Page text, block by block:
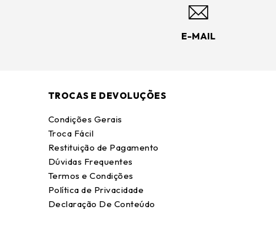
E-MAIL
TROCAS E DEVOLUÇÕES
Condições Gerais
Troca Fácil
Restituição de Pagamento
Dúvidas Frequentes
Termos e Condições
Política de Privacidade
Declaração De Conteúdo